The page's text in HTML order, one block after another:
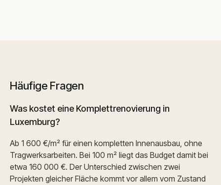
Häufige Fragen
Was kostet eine Komplettrenovierung in
Luxemburg?
Ab 1 600 €/m² für einen kompletten Innenausbau, ohne
Tragwerksarbeiten. Bei 100 m² liegt das Budget damit bei
etwa 160 000 €. Der Unterschied zwischen zwei
Projekten gleicher Fläche kommt vor allem vom Zustand